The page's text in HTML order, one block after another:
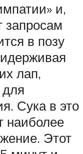
и,
запросам
в позу
лап,
Сука в это
наиболее
Этот